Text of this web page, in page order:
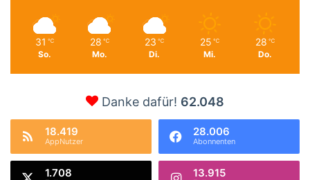
31 ℃
So.
28 ℃
Mo.
23 ℃
Di.
25 ℃
Mi.
28 ℃
Do.
Danke dafür! 62.048
18.419
AppNutzer
28.006
Abonnenten
1.708 13.915